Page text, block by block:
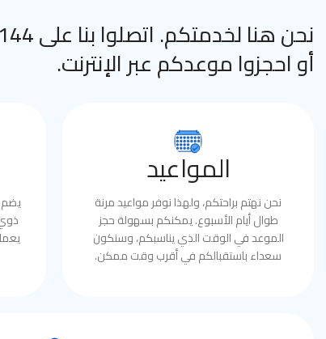
نحن هنا
أو احجزوا موعدكم عبر الإنترنت.
يضم
المواعيد
نحن نهتم براحتكم، ولهذا نوفر مواعيد مرنة
طوال أيام الأسبوع. يمكنكم بسهولة حجز
الموعد في الوقت الذي يناسبكم، وسنكون
سعداء باستقبالكم في أقرب وقت ممكن.